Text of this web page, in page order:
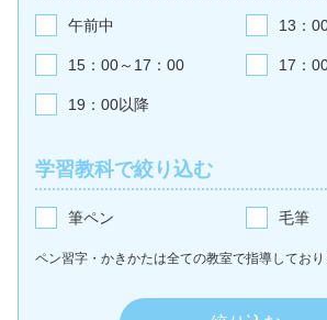
午前中 13：
15：00～17：00 17：
19：00以降
学習教科で絞り込む
筆ペン 毛筆
ペン習字・かきかたは全ての教室で指導してお